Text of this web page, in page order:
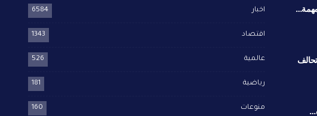
اخبار 6584
اقتصاد 1343
عالمية 526
رياضية 181
منوعات 160